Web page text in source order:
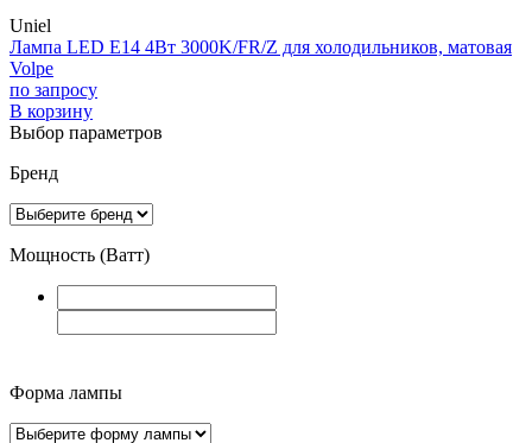
Uniel
Лампа LED E14 4Вт 3000K/FR/Z для холодильников, матовая
Volpe
по запросу
В корзину
Выбор параметров
Бренд
Мощность (Ватт)
Форма лампы